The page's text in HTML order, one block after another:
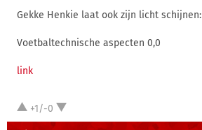
Gekke Henkie laat ook zijn licht schijnen:
Voetbaltechnische aspecten 0,0
link
+1/-0